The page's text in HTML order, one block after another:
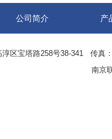
公司简介 产
淳区宝塔路258号38-341 传真
南京